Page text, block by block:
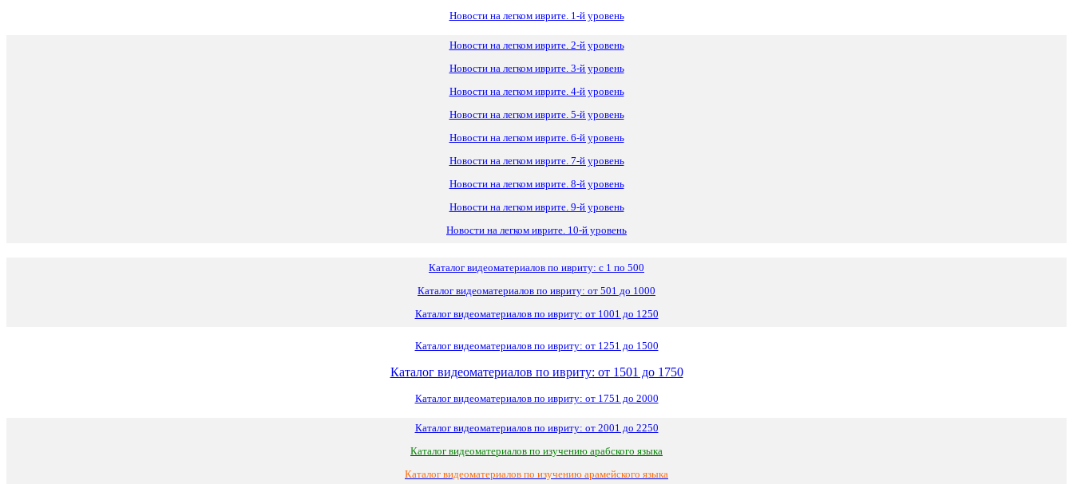
Новости на легком иврите. 1-й уровень
Новости на легком иврите. 2-й уровень
Новости на легком иврите. 3-й уровень
Новости на легком иврите. 4-й уровень
Новости на легком иврите. 5-й уровень
Новости на легком иврите. 6-й уровень
Новости на легком иврите. 7-й уровень
Новости на легком иврите. 8-й уровень
Новости на легком иврите. 9-й уровень
Новости на легком иврите. 10-й уровень
Каталог видеоматериалов по ивриту: с 1 по 500
Каталог видеоматериалов по ивриту: от 501 до 1000
Каталог видеоматериалов по ивриту: от 1001 до 1250
Каталог видеоматериалов по ивриту: от 1251 до 1500
Каталог видеоматериалов по ивриту: от 1501 до 1750
Каталог видеоматериалов по ивриту: от 1751 до 2000
Каталог видеоматериалов по ивриту: от 2001 до 2250
Каталог видеоматериалов по изучению арабского языка
Каталог видеоматериалов по изучению арамейского языка